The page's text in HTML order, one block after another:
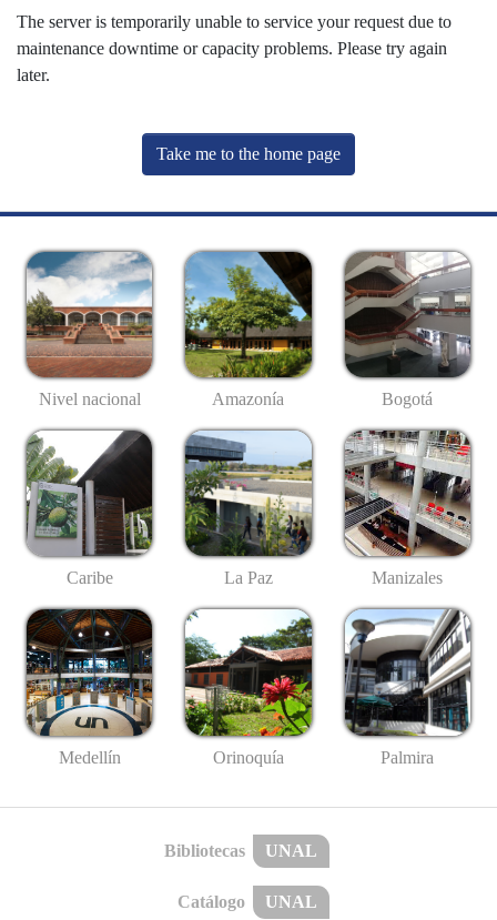
The server is temporarily unable to service your request due to
maintenance downtime or capacity problems. Please try again
later.
Take me to the home page
Nivel nacional Amazonía Bogotá
Caribe La Paz Manizales
Medellín Orinoquía Palmira
Bibliotecas UNAL
Catálogo UNAL